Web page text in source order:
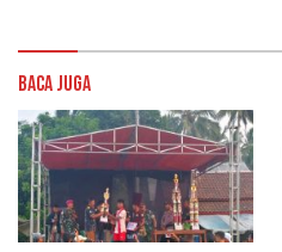
Baca Juga